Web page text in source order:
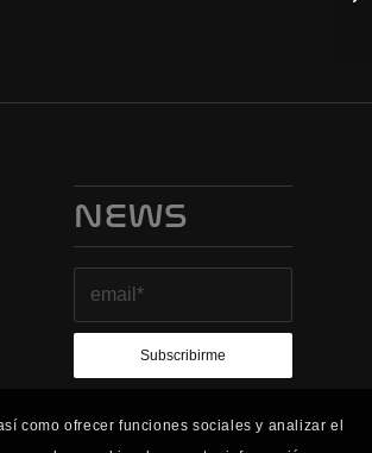
NEWS
como ofrecer funciones sociales y analizar el